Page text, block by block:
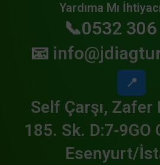
Yardıma Mı
📞0532
📧
📍
Self Çarşı,
185. Sk. D:7-9GO
Esenyurt/